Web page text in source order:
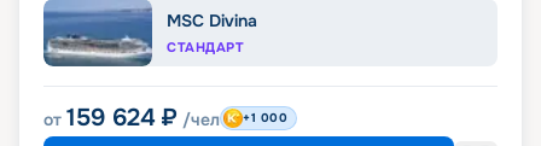
MSC Divina
СТАНДАРТ
от 159 624 ₽ /чел +1 000